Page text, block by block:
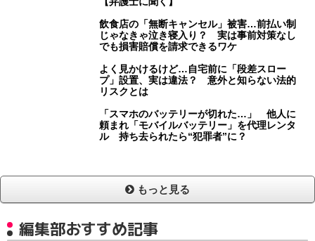
飲食店の「無断キャンセル」被害…前払い制
じゃなきゃ泣き寝入り？ 実は事前対策なし
でも損害賠償を請求できるワケ
よく見かけるけど…自宅前に「段差スロー
プ」設置、実は違法？ 意外と知らない法的
リスクとは
「スマホのバッテリーが切れた…」 他人に
頼まれ「モバイルバッテリー」を代理レンタ
ル 持ち去られたら“犯罪者”に？
もっと見る
編集部おすすめ記事